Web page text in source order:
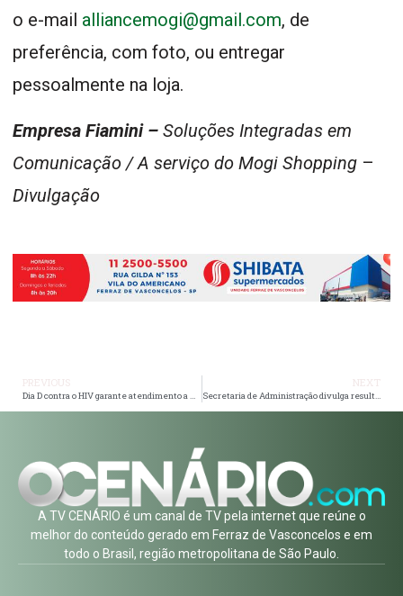
o e-mail alliancemogi@gmail.com, de
preferência, com foto, ou entregar
pessoalmente na loja.
Empresa Fiamini – Soluções Integradas em
Comunicação / A serviço do Mogi Shopping –
Divulgação
Dia D contra o HIV garante atendimento a mais de cem pessoas na Estação Suzano Secretaria de Administração divulga resultados preliminares de concurso público
A TV CENÁRIO é um canal de TV pela internet que reúne o
melhor do conteúdo gerado em Ferraz de Vasconcelos e em
todo o Brasil, região metropolitana de São Paulo.